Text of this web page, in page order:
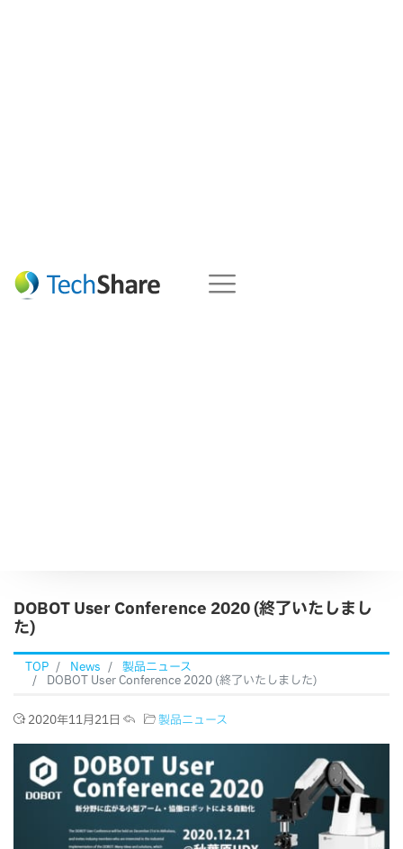
DOBOT User Conference 2020 (終了いたしまし
た)
TOP News 製品ニュース
DOBOT User Conference 2020 (終了いたしました)
2020年11月21日 製品ニュース